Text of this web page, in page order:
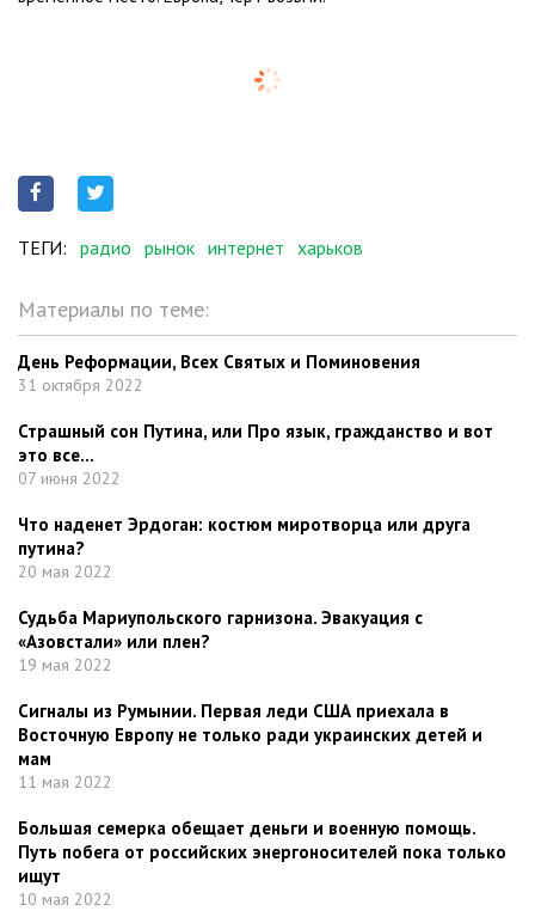
ТЕГИ: радио рынок интернет харьков
Материалы по теме:
День Реформации, Всех Святых и Поминовения
31 октября 2022
Страшный сон Путина, или Про язык, гражданство и вот
это все…
07 июня 2022
Что наденет Эрдоган: костюм миротворца или друга
путина?
20 мая 2022
Судьба Мариупольского гарнизона. Эвакуация с
«Азовстали» или плен?
19 мая 2022
Сигналы из Румынии. Первая леди США приехала в
Восточную Европу не только ради украинских детей и
мам
11 мая 2022
Большая семерка обещает деньги и военную помощь.
Путь побега от российских энергоносителей пока только
ищут
10 мая 2022